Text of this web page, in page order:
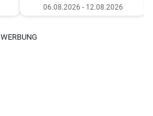
06.08.2026 - 12.08.2026
WERBUNG